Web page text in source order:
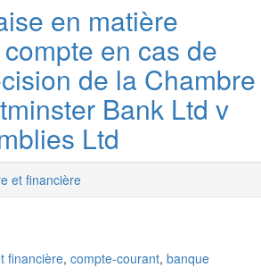
en matière
en cas de
de la Chambre
Bank Ltd v
Ltd
et financière
financière, compte-courant, banque